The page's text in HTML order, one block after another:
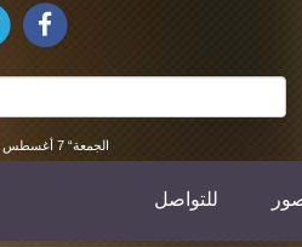
الجمعة“ 7 أغسطس 2026 - 07:24 ص - جرينتش
للتواصل